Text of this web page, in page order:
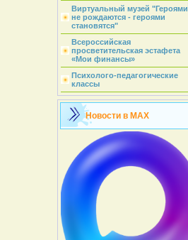
Виртуальный музей "Героями
не рождаются - героями
становятся"
Всероссийская
просветительская эстафета
«Мои финансы»
Психолого-педагогические
классы
Новости в MAX